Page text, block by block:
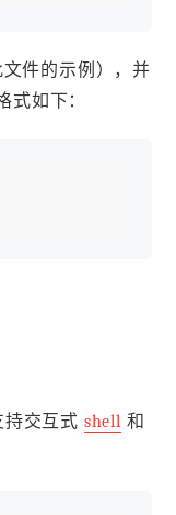
件的示例），并
式如下：
持交互式 shell 和